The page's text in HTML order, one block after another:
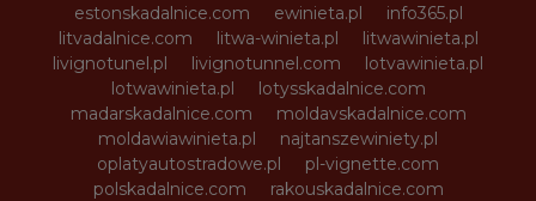
estonskadalnice.com
ewinieta.pl
info365.pl
litvadalnice.com
litwa-winieta.pl
litwawinieta.pl
livignotunel.pl
livignotunnel.com
lotvawinieta.pl
lotwawinieta.pl
lotysskadalnice.com
madarskadalnice.com
moldavskadalnice.com
moldawiawinieta.pl
najtanszewiniety.pl
oplatyautostradowe.pl
pl-vignette.com
polskadalnice.com
rakouskadalnice.com